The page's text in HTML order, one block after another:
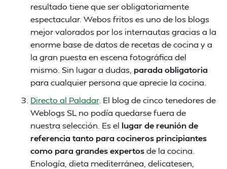
resultado tiene que ser obligatoriamente
espectacular. Webos fritos es uno de los blogs
mejor valorados por los internautas gracias a la
enorme base de datos de recetas de cocina y a
la gran puesta en escena fotográfica del
mismo. Sin lugar a dudas, parada obligatoria
para cualquier persona que aprecie la cocina.
Directo al Paladar. El blog de cinco tenedores de
Weblogs SL no podía quedarse fuera de
nuestra selección. Es el lugar de reunión de
referencia tanto para cocineros principiantes
como para grandes expertosde la cocina.
Enología, dieta mediterránea, delicatesen,